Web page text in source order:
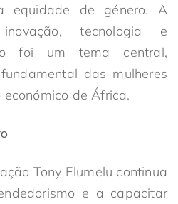
equidade de género. A
tecnologia e
foi um tema central,
das mulheres
de África.
Tony Elumelu continua
e a capacitar